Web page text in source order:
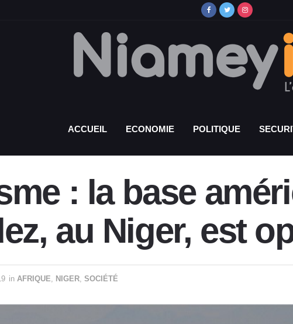
ACCUEIL ECONOMIE POLITIQUE
: la base
au Niger, est
in AFRIQUE, NIGER, SOCIÉTÉ